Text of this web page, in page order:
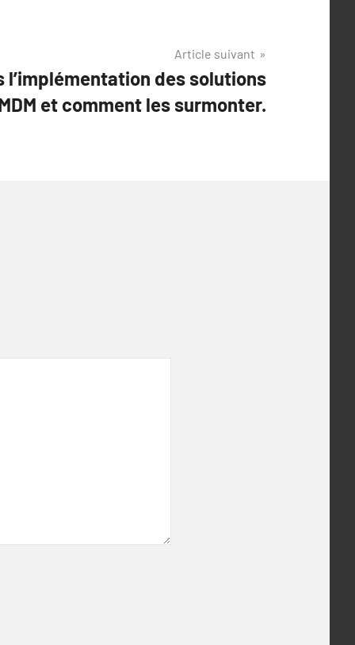
Article suivant
l’implémentation des solutions
et comment les surmonter.